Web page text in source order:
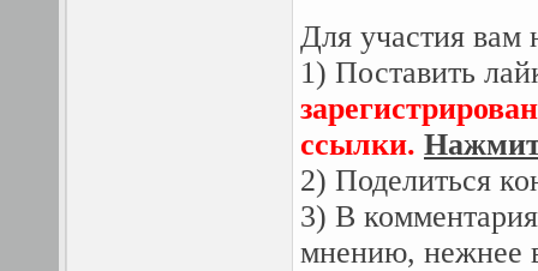
Для участия вам
1) Поставить
ссылки.
2) Поделиться
3) В
мнению, нежнее